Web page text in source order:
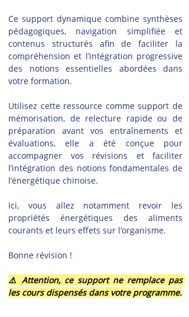
Ce support dynamique combine synthèses
pédagogiques, navigation simplifiée et
contenus structurés afin de faciliter la
compréhension et l’intégration progressive
des notions essentielles abordées dans
votre formation.
Utilisez cette ressource comme support de
mémorisation, de relecture rapide ou de
préparation avant vos entraînements et
évaluations, elle a été conçue pour
accompagner vos révisions et faciliter
l’intégration des notions fondamentales de
l’énergétique chinoise.
Ici, vous allez notamment revoir les
propriétés énergétiques des aliments
courants et leurs effets sur l’organisme.
Bonne révision !
⚠️ Attention, ce support ne remplace pas
les cours dispensés dans votre programme.